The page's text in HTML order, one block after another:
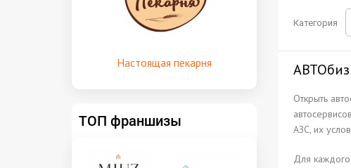
Категория
Открыть
АЗС, их
Для
Настоящая пекарня
ТОП франшизы